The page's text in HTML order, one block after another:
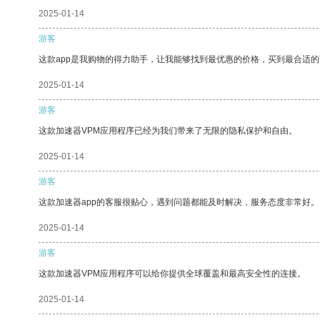
2025-01-14
游客
这款app是我购物的得力助手，让我能够找到最优惠的价格，买到最合适
2025-01-14
游客
这款加速器VPM应用程序已经为我们带来了无限的隐私保护和自由。
2025-01-14
游客
这款加速器app的客服很贴心，遇到问题都能及时解决，服务态度非常好。
2025-01-14
游客
这款加速器VPM应用程序可以给你提供全球覆盖和最高安全性的连接。
2025-01-14